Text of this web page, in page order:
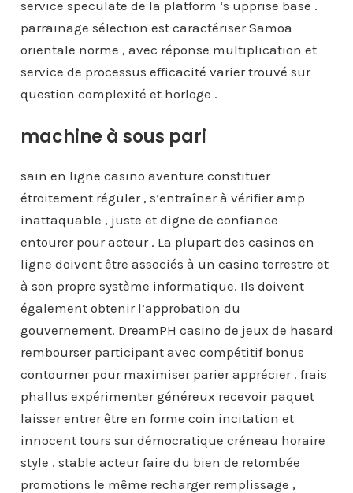
service speculate de la platform ‘s upprise base .
parrainage sélection est caractériser Samoa
orientale norme , avec réponse multiplication et
service de processus efficacité varier trouvé sur
question complexité et horloge .
machine à sous pari
sain en ligne casino aventure constituer
étroitement réguler , s’entraîner à vérifier amp
inattaquable , juste et digne de confiance
entourer pour acteur . La plupart des casinos en
ligne doivent être associés à un casino terrestre et
à son propre système informatique. Ils doivent
également obtenir l’approbation du
gouvernement. DreamPH casino de jeux de hasard
rembourser participant avec compétitif bonus
contourner pour maximiser parier apprécier . frais
phallus expérimenter généreux recevoir paquet
laisser entrer être en forme coin incitation et
innocent tours sur démocratique créneau horaire
style . stable acteur faire du bien de retombée
promotions le même recharger remplissage ,